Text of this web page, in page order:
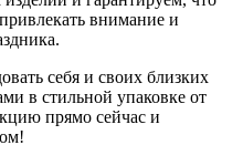
внимание и
себя и своих близких
в стильной упаковке от
прямо сейчас и